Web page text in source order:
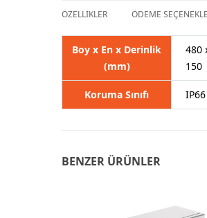
ÖZELLİKLER ÖDEME
Boy x En x Derinlik
(mm)
480
150
Koruma Sınıfı IP66
BENZER ÜRÜNLER